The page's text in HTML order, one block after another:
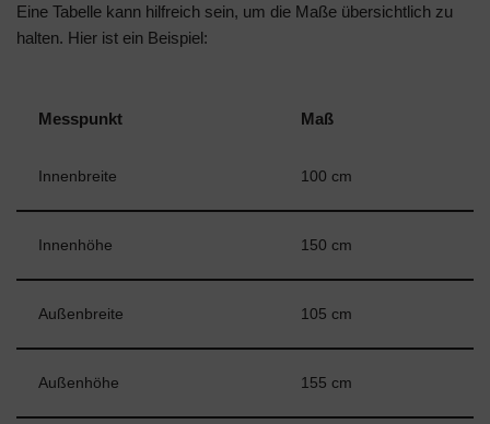
Eine Tabelle kann hilfreich sein, um die Maße übersichtlich zu
halten. Hier ist ein Beispiel:
Messpunkt Maß
Innenbreite 100 cm
Innenhöhe 150 cm
Außenbreite 105 cm
Außenhöhe 155 cm